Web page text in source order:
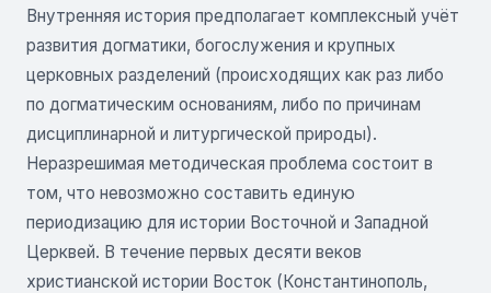
Внутренняя история предполагает комплексный учёт
развития догматики, богослужения и крупных
церковных разделений (происходящих как раз либо
по догматическим основаниям, либо по причинам
дисциплинарной и литургической природы).
Неразрешимая методическая проблема состоит в
том, что невозможно составить единую
периодизацию для истории Восточной и Западной
Церквей. В течение первых десяти веков
христианской истории Восток (Константинополь,